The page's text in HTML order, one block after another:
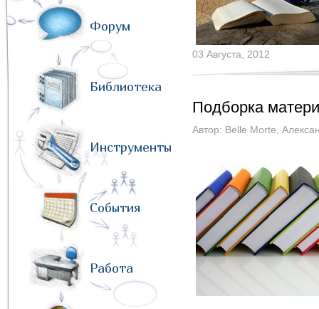
Форум
Библиотека
Инструменты
События
Работа
03 Августа, 2012
Подборка
Автор: Belle Morte